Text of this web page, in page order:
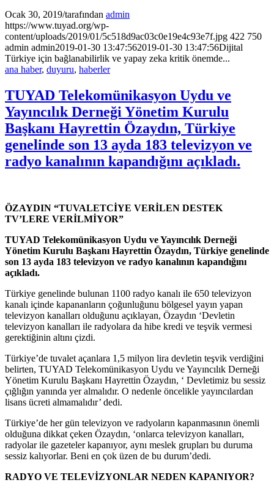
Ocak 30, 2019/tarafından admin
https://www.tuyad.org/wp-
content/uploads/2019/01/5c518d9ac03c0e19e4c93e7f.jpg 422 750
admin admin2019-01-30 13:47:562019-01-30 13:47:56Dijital
Türkiye için bağlanabilirlik ve yapay zeka kritik önemde...
ana haber, duyuru, haberler
TUYAD Telekomünikasyon Uydu ve
Yayıncılık Derneği Yönetim Kurulu
Başkanı Hayrettin Özaydın, Türkiye
genelinde son 13 ayda 183 televizyon ve
radyo kanalının kapandığını açıkladı.
ÖZAYDIN “TUVALETCİYE VERİLEN DESTEK
TV’LERE VERİLMİYOR”
TUYAD Telekomünikasyon Uydu ve Yayıncılık Derneği
Yönetim Kurulu Başkanı Hayrettin Özaydın, Türkiye genelinde
son 13 ayda 183 televizyon ve radyo kanalının kapandığını
açıkladı.
Türkiye genelinde bulunan 1100 radyo kanalı ile 650 televizyon
kanalı içinde kapananların çoğunluğunu bölgesel yayın yapan
televizyon kanalları olduğunu açıklayan, Özaydın ‘Devletin
televizyon kanalları ile radyolara da hibe kredi ve teşvik vermesi
gerektiğinin altını çizdi.
Türkiye’de tuvalet açanlara 1,5 milyon lira devletin teşvik verdiğini
belirten, TUYAD Telekomünikasyon Uydu ve Yayıncılık Derneği
Yönetim Kurulu Başkanı Hayrettin Özaydın, ‘ Devletimiz bu sessiz
çığlığın yanında yer almalıdır. O nedenle öncelikle yayıncılardan
lisans ücreti almamalıdır’ dedi.
Türkiye’de her gün televizyon ve radyoların kapanmasının önemli
olduğuna dikkat çeken Özaydın, ‘onlarca televizyon kanalları,
radyolar ile gazeteler kapanıyor, aynı meslek grupları bu duruma
sessiz kalıyorlar. Beni en çok üzen de bu durum’dedi.
RADYO VE TELEVİZYONLAR NEDEN KAPANIYOR?